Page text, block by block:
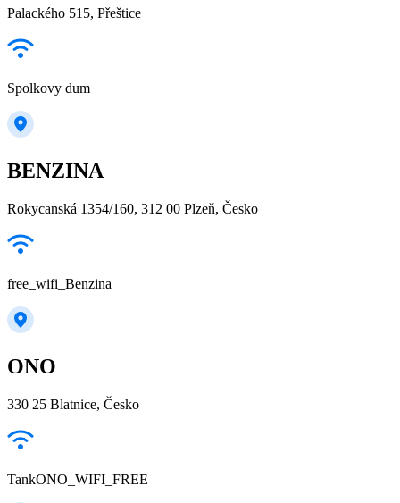
Palackého 515, Přeštice
Spolkovy dum
BENZINA
Rokycanská 1354/160, 312 00 Plzeň, Česko
free_wifi_Benzina
ONO
330 25 Blatnice, Česko
TankONO_WIFI_FREE